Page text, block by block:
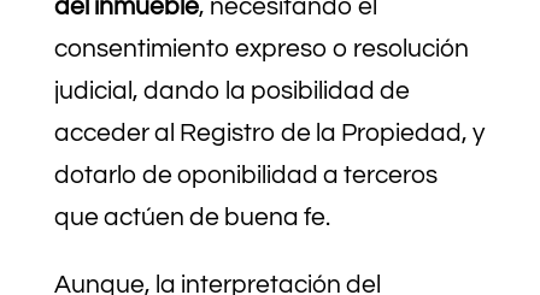
del inmueble, necesitando el
consentimiento expreso o resolución
judicial, dando la posibilidad de
acceder al Registro de la Propiedad, y
dotarlo de oponibilidad a terceros
que actúen de buena fe.
Aunque, la interpretación del